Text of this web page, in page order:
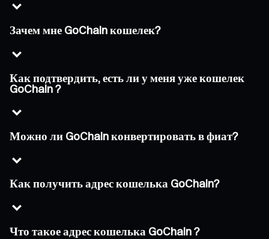
Зачем мне GoChain кошелек?
Как подтвердить, есть ли у меня уже кошелек
GoChain ?
Можно ли GoChain конвертировать в фиат?
Как получить адрес кошелька GoChain?
Что такое адрес кошелька GoChain ?